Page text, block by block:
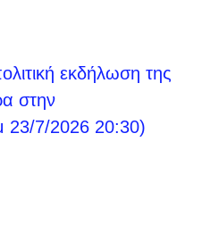
εκδήλωση της
στην
23/7/2026 20:30)